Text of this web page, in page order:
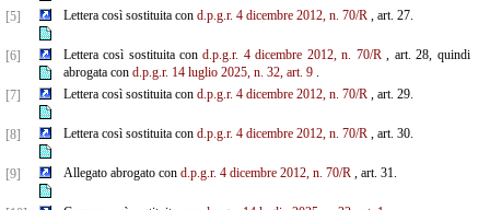
[5] Lettera così sostituita con d.p.g.r. 4 dicembre 2012, n. 70/R, art. 27.
[6] Lettera così sostituita cond.p.g.r. 4 dicembre 2012, n. 70/R, art. 28, quindi
abrogata con d.p.g.r. 14 luglio 2025, n. 32, art. 9.
[7]
Lettera così sostituita con d.p.g.r. 4 dicembre 2012, n. 70/R, art. 29.
[8] Lettera così sostituita con d.p.g.r. 4 dicembre 2012, n. 70/R, art. 30.
[9] Allegato abrogato con d.p.g.r. 4 dicembre 2012, n. 70/R, art. 31.